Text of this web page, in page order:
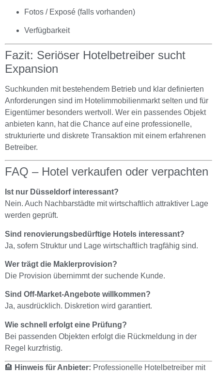
Fotos / Exposé (falls vorhanden)
Verfügbarkeit
Fazit: Seriöser Hotelbetreiber sucht
Expansion
Suchkunden mit bestehendem Betrieb und klar definierten
Anforderungen sind im Hotelimmobilienmarkt selten und für
Eigentümer besonders wertvoll. Wer ein passendes Objekt
anbieten kann, hat die Chance auf eine professionelle,
strukturierte und diskrete Transaktion mit einem erfahrenen
Betreiber.
FAQ – Hotel verkaufen oder verpachten
Ist nur Düsseldorf interessant?
Nein. Auch Nachbarstädte mit wirtschaftlich attraktiver Lage
werden geprüft.
Sind renovierungsbedürftige Hotels interessant?
Ja, sofern Struktur und Lage wirtschaftlich tragfähig sind.
Wer trägt die Maklerprovision?
Die Provision übernimmt der suchende Kunde.
Sind Off-Market-Angebote willkommen?
Ja, ausdrücklich. Diskretion wird garantiert.
Wie schnell erfolgt eine Prüfung?
Bei passenden Objekten erfolgt die Rückmeldung in der
Regel kurzfristig.
🏨 Hinweis für Anbieter: Professionelle Hotelbetreiber mit